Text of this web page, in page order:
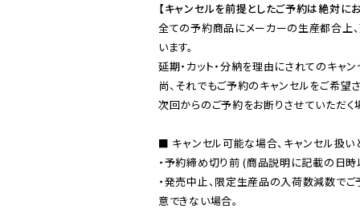
【キャンセルを前提としたご予約は絶対に
全ての予約商品にメーカーの生産都合上、
います。
延期・カット・分納を理由にされてのキャ
尚、それでもご予約のキャンセルをご希望
次回からのご予約をお断りさせていただく
■ キャンセル可能な場合、キャンセル扱い
・予約締め切り前 (商品説明に記載の日
・発売中止、限定生産品の入荷数減数で
意できない場合。